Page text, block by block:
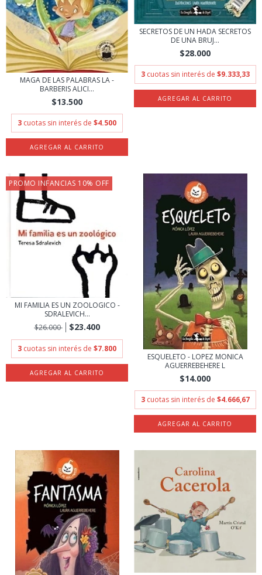
MAGA DE LAS PALABRAS LA -
BARBERIS ALICI...
$13.500
3 cuotas sin interés de $4.500
SECRETOS DE UN HADA SECRETOS
DE UNA BRUJ...
$28.000
3 cuotas sin interés de $9.333,33
PROMO INFANCIAS 10% OFF
MI FAMILIA ES UN ZOOLOGICO -
SDRALEVICH...
$26.000
$23.400
3 cuotas sin interés de $7.800
ESQUELETO - LOPEZ MONICA
AGUERREBEHERE L
$14.000
3 cuotas sin interés de $4.666,67